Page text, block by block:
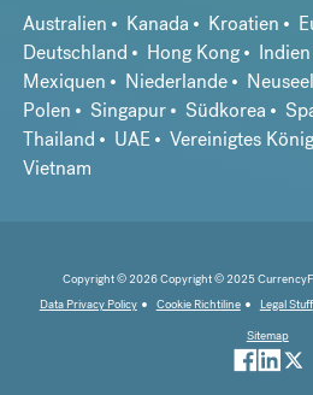
Australien
Kanada Kroatien
Deutschland
Hong Kong Indien
Mexiquen
Niederlande
Polen
Singapur Südkorea
Thailand
UAE Vereinigtes
Vietnam
Copyright © 2026 Copyright © 2025
Data Privacy Policy
Cookie Richtiline Legal Stuff
Sitemap